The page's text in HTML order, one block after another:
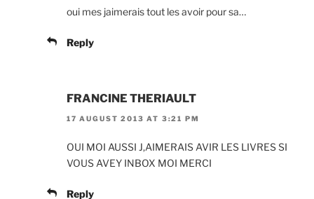
oui mes jaimerais tout les avoir pour sa…
Reply
FRANCINE THERIAULT
17 AUGUST 2013 AT 3:21 PM
OUI MOI AUSSI J,AIMERAIS AVIR LES LIVRES SI
VOUS AVEY INBOX MOI MERCI
Reply